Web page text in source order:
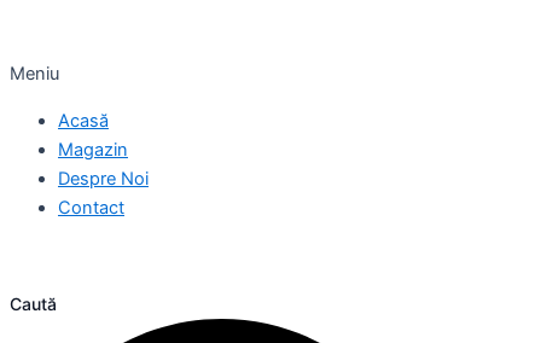
Meniu
Acasă
Magazin
Despre Noi
Contact
Caută